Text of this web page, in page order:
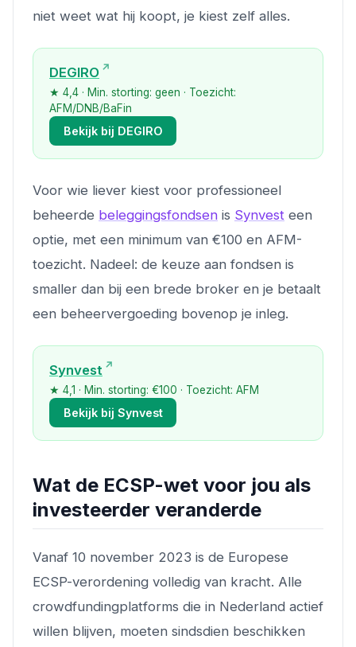
niet weet wat hij koopt, je kiest zelf alles.
DEGIRO
★ 4,4 · Min. storting: geen · Toezicht:
AFM/DNB/BaFin
Bekijk bij DEGIRO
Voor wie liever kiest voor professioneel
beheerde beleggingsfondsen is Synvest een
optie, met een minimum van €100 en AFM-
toezicht. Nadeel: de keuze aan fondsen is
smaller dan bij een brede broker en je betaalt
een beheervergoeding bovenop je inleg.
Synvest
★ 4,1 · Min. storting: €100 · Toezicht: AFM
Bekijk bij Synvest
Wat de ECSP-wet voor jou als
investeerder veranderde
Vanaf 10 november 2023 is de Europese
ECSP-verordening volledig van kracht. Alle
crowdfundingplatforms die in Nederland actief
willen blijven, moeten sindsdien beschikken